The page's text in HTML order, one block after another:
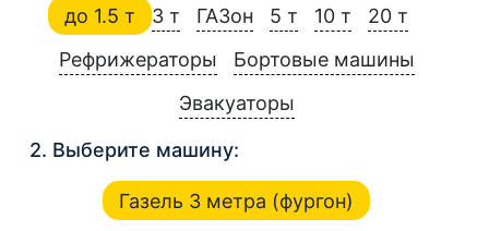
до 1.5 т 3 т ГАЗон 5 т 10 т
20 т
Рефрижераторы
Бортовые машины
Эвакуаторы
2. Выберите машину:
Газель 3 метра (фургон)